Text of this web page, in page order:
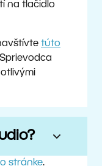
na tlačidlo
túto
stránke.